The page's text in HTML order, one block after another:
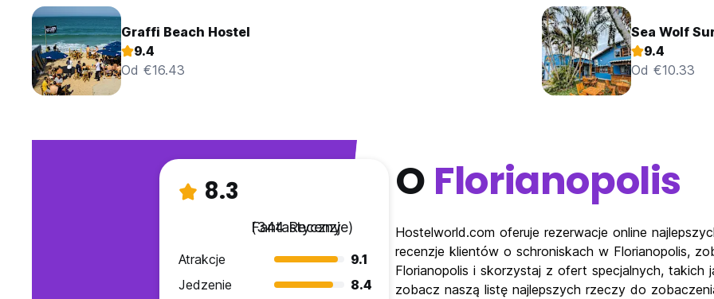
Graffi Beach Hostel
9.4
Od €16.43
Sea Wolf
9.4
Od €10.33
8.3
Fantastyczny
(344 Recenzje)
Atrakcje
9.1
Jedzenie
8.4
O Florianopolis
Hostelworld.com oferuje rezerwacje online
recenzje klientów o schroniskach w Florianopolis,
Florianopolis i skorzystaj z ofert specjalnych, takich
zobacz naszą listę najlepszych rzeczy do